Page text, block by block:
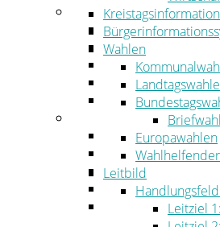
Leben
Migration
Schulen, Bildung,
Soziales
Gesundheit
Jugend, Familie und
Bauen und Planen
Abfall
Verkehr
Umwelt
Ordnung
Wahlen
Europawahlen
Leitbild
Leitziel